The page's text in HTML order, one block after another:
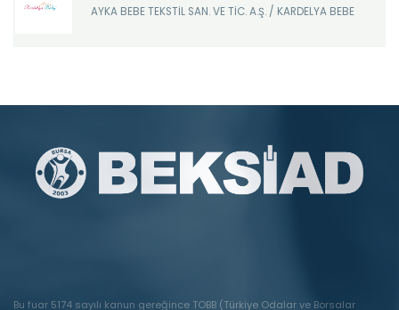
AYKA BEBE TEKSTİL SAN. VE TİC. A.Ş. / KARDELYA BEBE
Bu fuar 5174 sayılı kanun gereğince TOBB (Türkiye Odalar ve Borsalar